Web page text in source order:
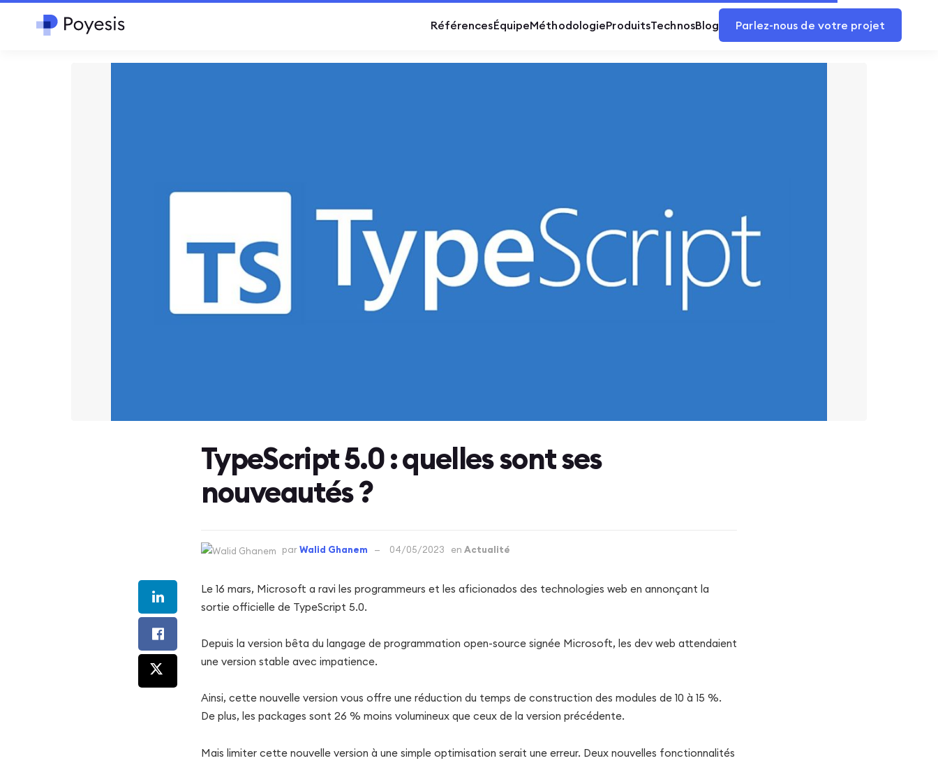
RéférencesÉquipeMéthodologieProduitsTechnosBlog Parlez-nous de votre projet
TypeScript 5.0 : quelles sont ses
nouveautés ?
parWalid Ghanem 04/05/2023 en Actualité
Le 16 mars, Microsoft a ravi les programmeurs et les aficionados des technologies web en annonçant la
sortie officielle de TypeScript 5.0.
Depuis la version bêta du langage de programmation open-source signée Microsoft, les dev web attendaient
une version stable avec impatience.
Ainsi, cette nouvelle version vous offre une réduction du temps de construction des modules de 10 à 15 %.
De plus, les packages sont 26 % moins volumineux que ceux de la version précédente.
Mais limiter cette nouvelle version à une simple optimisation serait une erreur. Deux nouvelles fonctionnalités